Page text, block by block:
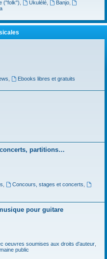
("folk") Ukulélé, Banjo,
Ebooks libres et gratuits
partitions…
Concours, stages et concerts
pour guitare
oeuvres soumises aux droits d'auteur,
public